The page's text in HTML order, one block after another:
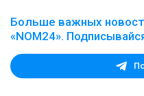
Больше важных
«NOM24».